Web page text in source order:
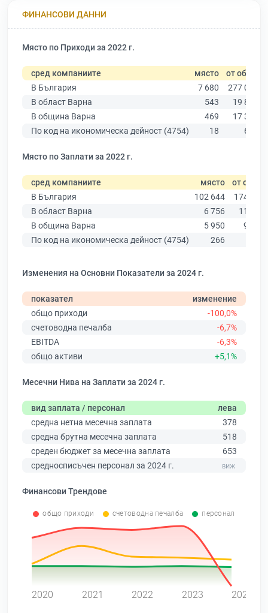
ФИНАНСОВИ ДАННИ
Място по Приходи за 2022 г.
сред компаниите място от общо
В България
7 680
277 019
В област Варна
543
19 882
В община Варна
469
17 349
По код на икономическа дейност (4754)
18 653
Място по Заплати за 2022 г.
сред компаниите място
от общо
В България
102 644
174 403
В област Варна
6 756
11 437
В община Варна
5 950
9 876
По код на икономическа дейност (4754)
266
Изменения на Основни Показатели за 2024 г.
показател
изменение
общо приходи
-100,0%
счетоводна печалба
-6,7%
EBITDA
-6,3%
общо активи
+5,1%
Месечни Нива на Заплати за 2024 г.
вид заплата / персонал
лева
средна нетна месечна заплата
378
средна брутна месечна заплата
518
среден бюджет за месечна заплата
653
средносписъчен персонал за 2024 г.
Финансови Трендове
общо приходи счетоводна печалба персонал
2020 2021 2022 2023 2024